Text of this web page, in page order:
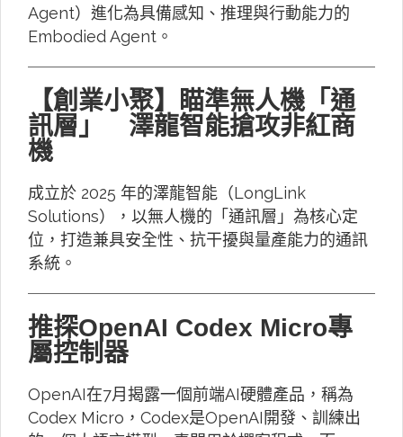
Agent）進化為具備感知、推理與行動能力的
Embodied Agent。
【創業小聚】瞄準無人機「通
訊層」 澤龍智能搶攻非紅商
機
成立於 2025 年的澤龍智能（LongLink
Solutions），以無人機的「通訊層」為核心定
位，打造兼具安全性、抗干擾與量產能力的通訊
系統。
推探OpenAI Codex Micro專
屬控制器
OpenAI在7月揭露一個前端AI硬體產品，稱為
Codex Micro，Codex是OpenAI開發、訓練出